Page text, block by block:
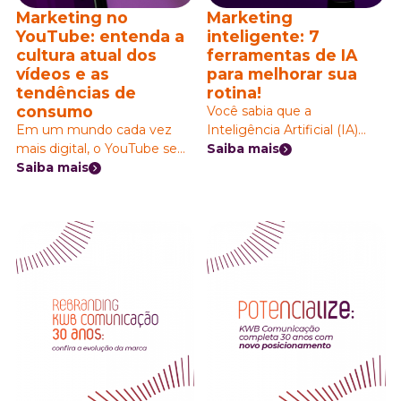
você utilizá-lo no dia a dia!
Mas primeiro vamos à
pergunta que mais gera
dúvida:
Marketing no
YouTube: entenda a
cultura atual dos
vídeos e as
tendências de
consumo
Em um mundo cada vez
mais digital, o YouTube se
destaca como um gigante
diariamente. Mas o que
torna essa plataforma tão
especial? A resposta está na
tendências de consumo em
constante evolução.
Saiba mais
Marketing
inteligente: 7
ferramentas de IA
para melhorar sua
rotina!
Você sabia que a
Inteligência Artificial (IA)
pode ser uma excelente
para marketing auxiliam na
análise de dados e até
mesmo na criação de
agência de comunicação, já
aplicamos algumas das
ferramentas em nosso dia a
dia. Quer saber como usá-
Saiba mais